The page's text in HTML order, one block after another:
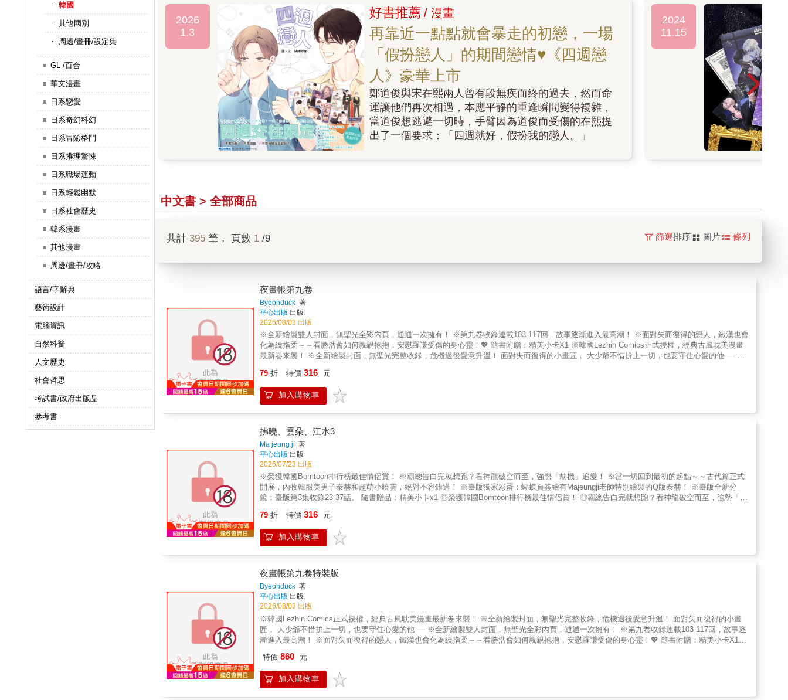
韓國
其他國別
周邊/畫冊/設定集
GL /百合
華文漫畫
日系戀愛
日系奇幻科幻
日系冒險格鬥
日系推理驚悚
日系職場運動
日系輕鬆幽默
日系社會歷史
韓系漫畫
其他漫畫
周邊/畫冊/攻略
語言/字辭典
藝術設計
電腦資訊
自然科普
人文歷史
社會哲思
考試書/政府出版品
參考書
2026
1.3
好書推薦 / 漫畫
再靠近一點點就會暴走的初戀，一場
「假扮戀人」的期間戀情♥《四週戀
人》豪華上市
鄭道俊與宋在熙兩人曾有段無疾而終的過去，然而命
運讓他們再次相遇，本應平靜的重逢瞬間變得複雜，
當道俊想逃避一切時，手臂因為道俊而受傷的在熙提
出了一個要求：「四週就好，假扮我的戀人。」
2024
11.15
中文書 > 全部商品
共計 395 筆， 頁數 1 /9 篩選排序 圖片 條列
夜畫帳第九卷
Byeonduck 著
平心出版 出版
2026/08/03 出版
※全新繪製雙人封面，無聖光全彩內頁，通通一次擁有！ ※第九卷收錄連載103-117回，故事逐漸進入最高潮！ ※面對失而復得的戀人，鐵漢也會
化為繞指柔～～看勝浩會如何親親抱抱，安慰羅謙受傷的身心靈！💖 隨書附贈：精美小卡X1 ※韓國Lezhin Comics正式授權，經典古風耽美漫畫
最新卷來襲！ ※全新繪製封面，無聖光完整收錄，危機過後愛意升溫！ 面對失而復得的小畫匠， 大少爺不惜拚上一切，也要守住心愛的他── 在
第一次嘗到了害怕失去心愛之人的滋味。自那之後，每當勝浩試圖碰觸羅謙，總會引來對方下意識地驚懼和退縮，勝浩對此心疼不已，舉止也變得
更加克制小心。但這份溫柔的退讓，在羅謙眼中卻成了一種殘忍──他忍不住恐懼，大人是否不願再像從前那樣擁抱自己……
79 折 特價 316 元
加入購物車
拂曉、雲朵、江水3
Ma jeung ji 著
平心出版 出版
2026/07/23 出版
※榮獲韓國Bomtoon排行榜最佳情侶賞！ ※霸總告白完就想跑？看神龍破空而至，強勢「劫機」追愛！ ※當一切回到最初的起點～～古代篇正式
開展，內收韓服美男子泰赫和超萌小曉雲，絕對不容錯過！ ※臺版獨家彩蛋：蝴蝶頁簽繪有Majeungji老師特別繪製的Q版泰赫！ ※臺版全新分
鏡：臺版第3集收錄23-37話。 隨書贈品：精美小卡x1 ◎榮獲韓國Bomtoon排行榜最佳情侶賞！ ◎霸總告白完就想跑？看神龍破空而至，強勢「劫
泰赫開始大張旗鼓地尋找龍伴侶的可能人選，此舉卻惹來曉雲的不滿──明明說過喜歡祂，為何現在又輕易地放棄祂？儘管氣憤這個凡人假冒伴侶
轉世、欺騙自己，但不知為何，眼看泰赫真的打算將祂拱手讓人時，心中還是湧起難以言喻的慌亂，甚至不願讓對方離開。另一方面，曉雲的身體
日漸虛弱，泰赫請來眾多靈物相助、試圖找出病因，卻從山君口中得知，自己或許正是害曉雲病倒的原因。為了保住心儀之人的性命，泰赫決定搭
79 折 特價 316 元
加入購物車
夜畫帳第九卷特裝版
Byeonduck 著
平心出版 出版
2026/08/03 出版
※韓國Lezhin Comics正式授權，經典古風耽美漫畫最新卷來襲！ ※全新繪製封面，無聖光完整收錄，危機過後愛意升溫！ 面對失而復得的小畫
匠， 大少爺不惜拚上一切，也要守住心愛的他── ※全新繪製雙人封面，無聖光全彩內頁，通通一次擁有！ ※第九卷收錄連載103-117回，故事逐
漸進入最高潮！ ※面對失而復得的戀人，鐵漢也會化為繞指柔～～看勝浩會如何親親抱抱，安慰羅謙受傷的身心靈！💖 隨書附贈：精美小卡X1 特
（共4張） ※韓國Lezhin Comics正式授權，經典古風耽美漫畫最新卷來襲！ ※全新繪製封面，無聖光完整收錄，危機過後愛意升溫！ 面對失而復
得的小畫匠， 大少爺不惜拚上一切，也要守住心愛的他── 在羅謙遭受折磨、命懸一線之際，勝浩現身親手斬殺貴族子弟，順利將人救回。抱著渾
身是血、遍體鱗傷的羅謙，向來天不怕、地不怕的混世魔王，第一次嘗到了害怕失去心愛之人的滋味。自那之後，每當勝浩試圖碰觸羅謙，總會引
特價 860 元
加入購物車